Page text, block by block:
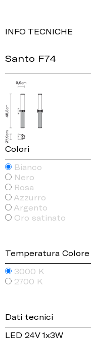
INFO TECNICHE
Santo F74
Colori
Bianco
Nero
Rosa
Azzurro
Argento
Oro satinato
Temperatura Colore
3000 K
2700 K
Dati tecnici
LED 24V 1x3W